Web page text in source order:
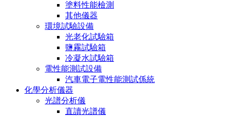
塗料性能檢測
其他儀器
環境試驗設備
光老化試驗箱
鹽霧試驗箱
冷凝水試驗箱
電性能測試設備
汽車電子電性能測試係統
化學分析儀器
光譜分析儀
直讀光譜儀